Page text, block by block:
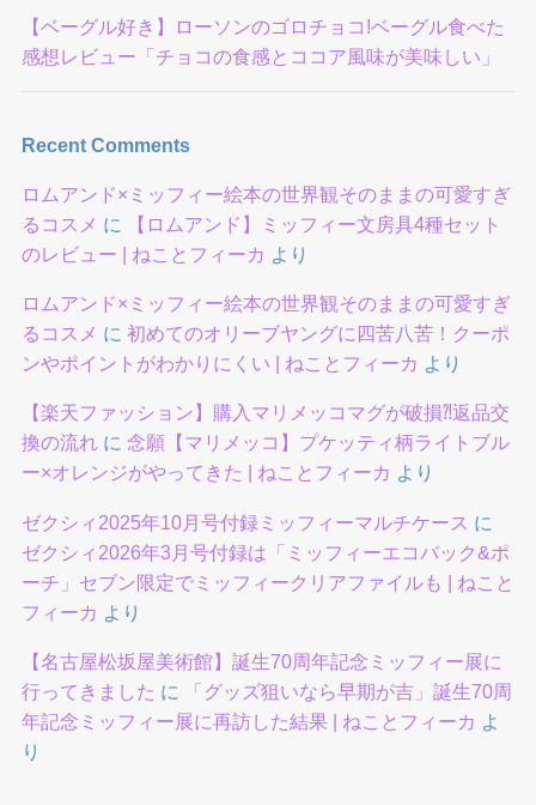
【ベーグル好き】ローソンのゴロチョコ!ベーグル食べた
感想レビュー「チョコの食感とココア風味が美味しい」
Recent Comments
ロムアンド×ミッフィー絵本の世界観そのままの可愛すぎ
るコスメ に
【ロムアンド】ミッフィー文房具4種セット
のレビュー | ねことフィーカ より
ロムアンド×ミッフィー絵本の世界観そのままの可愛すぎ
るコスメ に 初めてのオリーブヤングに四苦八苦！クーポ
ンやポイントがわかりにくい | ねことフィーカ より
【楽天ファッション】購入マリメッコマグが破損⁈返品交
換の流れに 念願【マリメッコ】プケッティ柄ライトブル
ー×オレンジがやってきた | ねことフィーカ より
ゼクシィ2025年10月号付録ミッフィーマルチケース に
ゼクシィ2026年3月号付録は「ミッフィーエコバック&ポ
ーチ」セブン限定でミッフィークリアファイルも | ねこと
フィーカ より
【名古屋松坂屋美術館】誕生70周年記念ミッフィー展に
行ってきました に
「グッズ狙いなら早期が吉」誕生70周
年記念ミッフィー展に再訪した結果 | ねことフィーカ よ
り